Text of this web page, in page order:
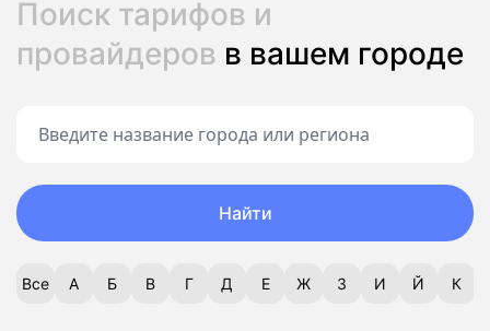
Поиск тарифов и
провайдеров в вашем городе
Найти
Все А Б В Г Д Е Ж З И Й К